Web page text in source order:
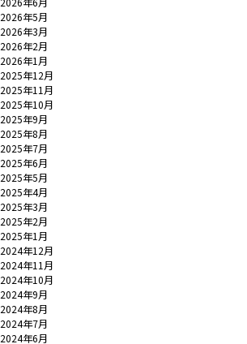
2026年5月
2026年3月
2026年2月
2026年1月
2025年12月
2025年11月
2025年10月
2025年9月
2025年8月
2025年7月
2025年6月
2025年5月
2025年4月
2025年3月
2025年2月
2025年1月
2024年12月
2024年11月
2024年10月
2024年9月
2024年8月
2024年7月
2024年6月